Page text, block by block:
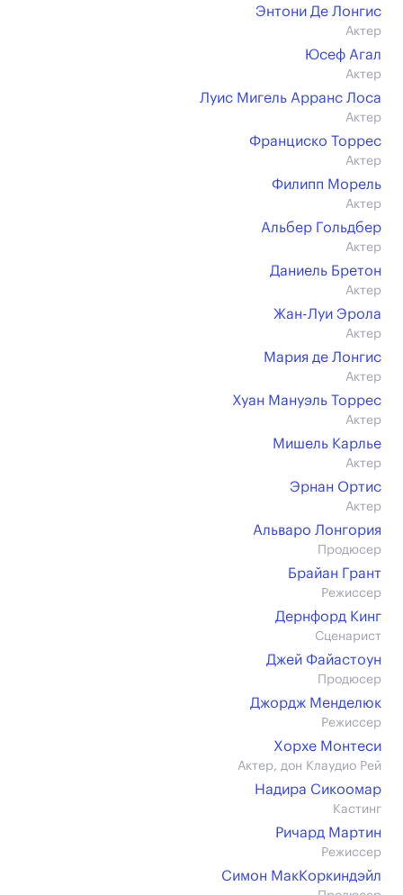
Энтони Де Лонгис
Актер
Юсеф Агал
Актер
Луис Мигель Арранс Лоса
Актер
Франциско Торрес
Актер
Филипп Морель
Актер
Альбер Гольдбер
Актер
Даниель Бретон
Актер
Жан-Луи Эрола
Актер
Мария де Лонгис
Актер
Хуан Мануэль Торрес
Актер
Мишель Карлье
Актер
Эрнан Ортис
Актер
Альваро Лонгория
Продюсер
Брайан Грант
Режиссер
Дернфорд Кинг
Сценарист
Джей Файастоун
Продюсер
Джордж Менделюк
Режиссер
Хорхе Монтеси
Актер, дон Клаудио Рей
Надира Сикоомар
Кастинг
Ричард Мартин
Режиссер
Симон МакКоркиндэйл